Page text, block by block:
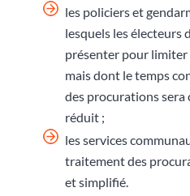
les policiers et
lesquels les électeurs
présenter pour limiter
mais dont le temps
des procurations
réduit ;
les services
traitement des
et simplifié.